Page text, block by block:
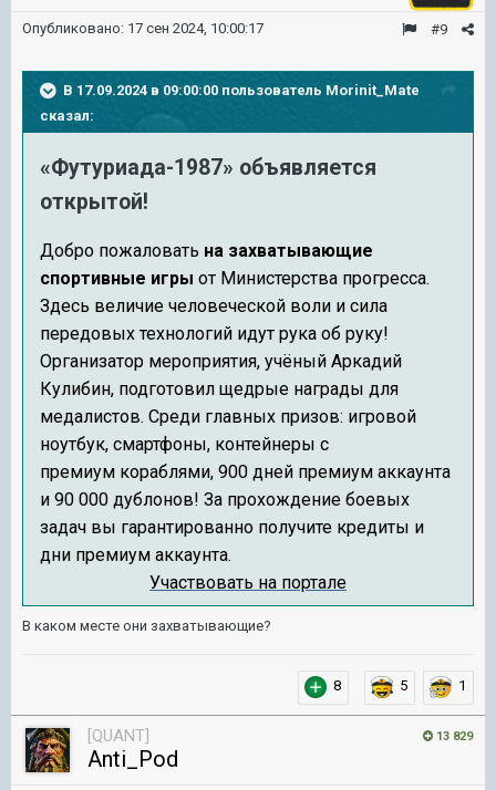
#9
Опубликовано: 17 сен 2024, 10:00:17
В 17.09.2024 в 09:00:00 пользователь Morinit_Mate
сказал:
«Футуриада-1987» объявляется
открытой!
Добро пожаловать на захватывающие
спортивные игры от Министерства прогресса.
Здесь величие человеческой воли и сила
передовых технологий идут рука об руку!
Организатор мероприятия, учёный Аркадий
Кулибин, подготовил щедрые награды для
медалистов. Среди главных призов: игровой
ноутбук, смартфоны, контейнеры с
премиум кораблями, 900 дней премиум аккаунта
и 90 000 дублонов! За прохождение боевых
задач вы гарантированно получите кредиты и
дни премиум аккаунта.
Участвовать на портале
В каком месте они захватывающие?
8 5 1
13 829
[QUANT]
Anti_Pod